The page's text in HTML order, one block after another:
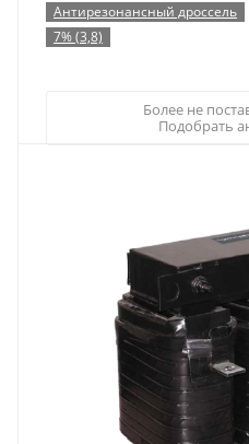
Антирезонансный дроссель
7% (3,8)
Более не
Подобрать